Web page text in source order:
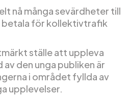
nå många sevärdheter till
för kollektivtrafik
ställe att uppleva
av den unga publiken är
i området fyllda av
upplevelser.